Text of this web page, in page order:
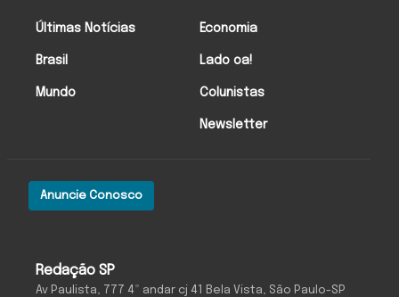
Redação SP
Av Paulista, 777 4º andar cj 41 Bela Vista, São Paulo-SP
Anuncie Conosco
Últimas Notícias
Brasil
Mundo
Economia
Lado oa!
Colunistas
Newsletter